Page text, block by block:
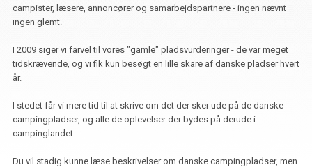
campister, læsere, annoncører og samarbejdspartnere - ingen nævnt
ingen glemt.
I 2009 siger vi farvel til vores "gamle" pladsvurderinger - de var meget
tidskrævende, og vi fik kun besøgt en lille skare af danske pladser hvert
år.
I stedet får vi mere tid til at skrive om det der sker ude på de danske
campingpladser, og alle de oplevelser der bydes på derude i
campinglandet.
Du vil stadig kunne læse beskrivelser om danske campingpladser, men